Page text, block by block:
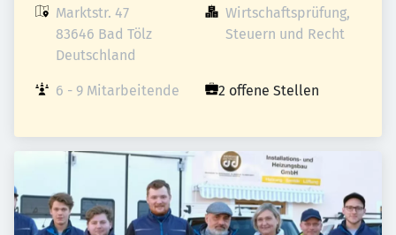
Marktstr. 47
83646 Bad Tölz
Deutschland
Wirtschaftsprüfung,
Steuern und Recht
6 - 9 Mitarbeitende 2 offene Stellen